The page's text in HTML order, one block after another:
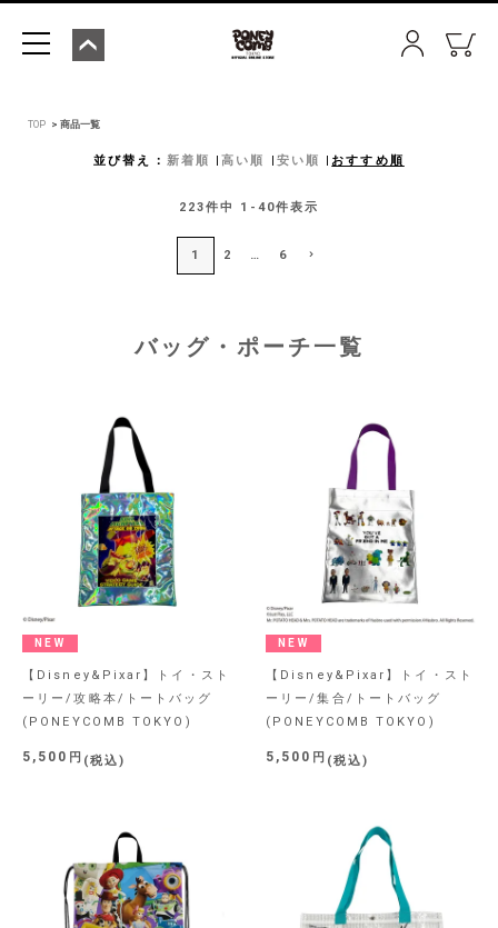
TOP 商品一覧
並び替え 新着順 高い順 安い順 おすすめ順
223件中 1 - 40件表示
1 2 … 6
バッグ・ポーチ一覧
NEW
【Disney&Pixar】トイ・スト
ーリー/攻略本/トートバッグ
(PONEYCOMB TOKYO)
5,500 税込
NEW
【Disney&Pixar】トイ・スト
ーリー/集合/トートバッグ
(PONEYCOMB TOKYO)
5,500 税込